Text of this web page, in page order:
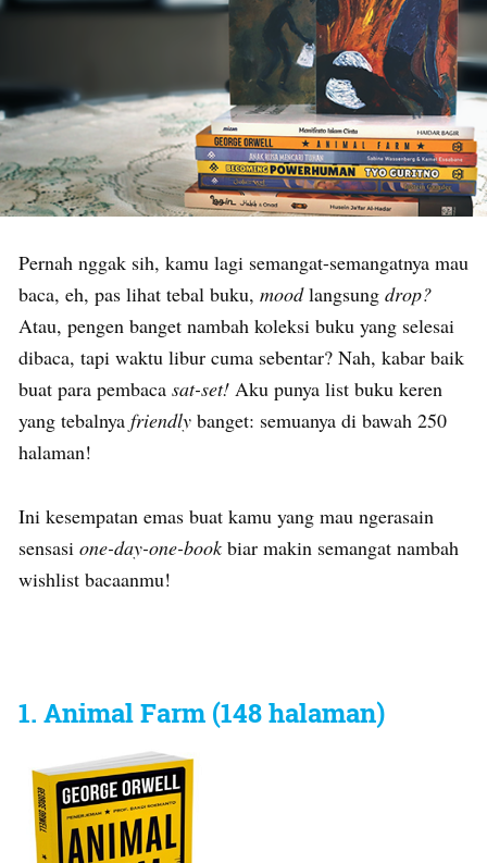
Pernah nggak sih, kamu lagi semangat-semangatnya mau
baca, eh, pas lihat tebal buku, moodlangsung drop?
Atau, pengen banget nambah koleksi buku yang selesai
dibaca, tapi waktu libur cuma sebentar? Nah, kabar baik
buat para pembaca sat-set! Aku punya list buku keren
yang tebalnya friendly banget: semuanya di bawah 250
halaman!
Ini kesempatan emas buat kamu yang mau ngerasain
sensasi one-day-one-book biar makin semangat nambah
wishlist bacaanmu!
1. Animal Farm (148 halaman)